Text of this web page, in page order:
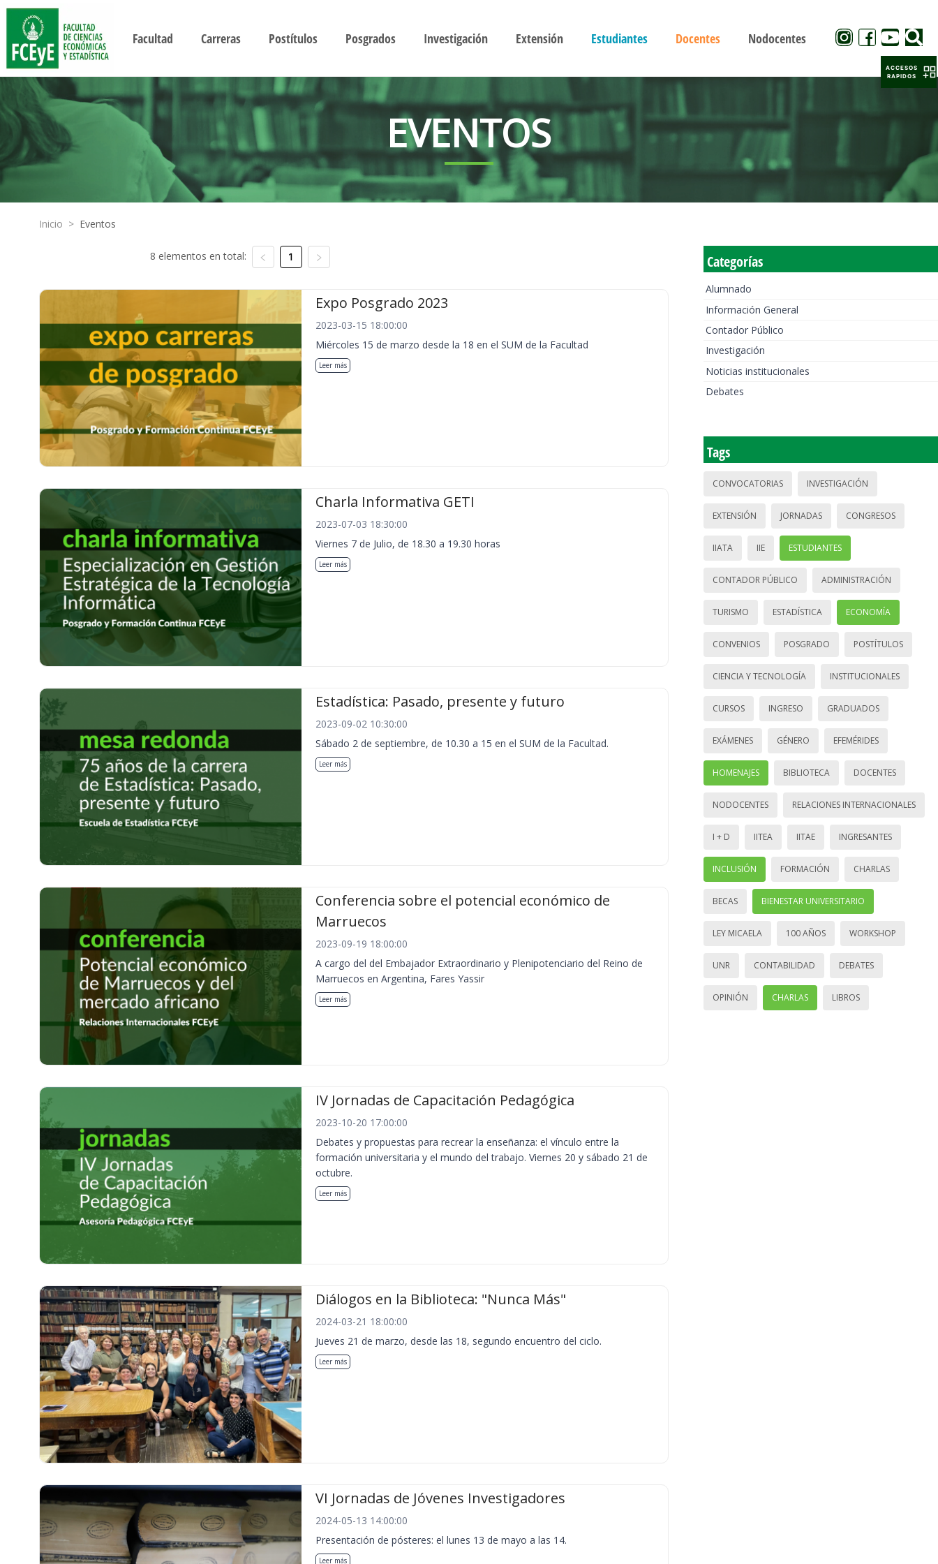
Facultad Carreras Postítulos Posgrados Investigación Extensión Estudiantes Docentes Nodocentes
EVENTOS
Inicio > Eventos
8 elementos en total: 1
Expo Posgrado 2023
2023-03-15 18:00:00
Miércoles 15 de marzo desde la 18 en el SUM de la Facultad
Leer más
Charla Informativa GETI
2023-07-03 18:30:00
Viernes 7 de Julio, de 18.30 a 19.30 horas
Leer más
Estadística: Pasado, presente y futuro
2023-09-02 10:30:00
Sábado 2 de septiembre, de 10.30 a 15 en el SUM de la Facultad.
Leer más
Conferencia sobre el potencial económico de
Marruecos
2023-09-19 18:00:00
A cargo del del Embajador Extraordinario y Plenipotenciario del Reino de
Marruecos en Argentina, Fares Yassir
Leer más
IV Jornadas de Capacitación Pedagógica
2023-10-20 17:00:00
Debates y propuestas para recrear la enseñanza: el vínculo entre la
formación universitaria y el mundo del trabajo. Viernes 20 y sábado 21 de
octubre.
Leer más
Diálogos en la Biblioteca: "Nunca Más"
2024-03-21 18:00:00
Jueves 21 de marzo, desde las 18, segundo encuentro del ciclo.
Leer más
VI Jornadas de Jóvenes Investigadores
2024-05-13 14:00:00
Presentación de pósteres: el lunes 13 de mayo a las 14.
Leer más
Categorías
Alumnado
Información General
Contador Público
Investigación
Noticias institucionales
Debates
Tags
CONVOCATORIAS INVESTIGACIÓN
EXTENSIÓN JORNADAS CONGRESOS
IIATA IIE ESTUDIANTES
CONTADOR PÚBLICO ADMINISTRACIÓN
TURISMO ESTADÍSTICA ECONOMÍA
CONVENIOS POSGRADO POSTÍTULOS
CIENCIA Y TECNOLOGÍA INSTITUCIONALES
CURSOS INGRESO GRADUADOS
EXÁMENES GÉNERO EFEMÉRIDES
HOMENAJES BIBLIOTECA DOCENTES
NODOCENTES RELACIONES INTERNACIONALES
I + D IITEA IITAE INGRESANTES
INCLUSIÓN FORMACIÓN CHARLAS
BECAS BIENESTAR UNIVERSITARIO
LEY MICAELA 100 AÑOS WORKSHOP
UNR CONTABILIDAD DEBATES
OPINIÓN CHARLAS LIBROS
ACCESOS
RAPIDOS